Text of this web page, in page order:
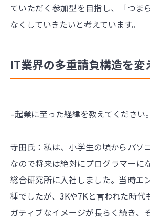
ていただく参加型を目指し、「つま
なくしていきたいと考えています。
IT業界の多重請負構造を変
–起業に至った経緯を教えてください。
寺田氏：私は、小学生の頃からパソ
なので将来は絶対にプログラマーに
総合研究所に入社しました。当時エ
種でしたが、3Kや7Kと言われた時代
ガティブなイメージが長らく続き、